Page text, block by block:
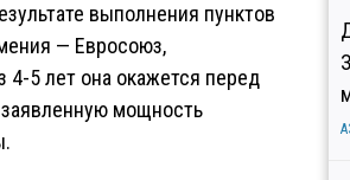
выполнения пунктов
— Евросоюз,
4-5 лет она окажется перед
мощность